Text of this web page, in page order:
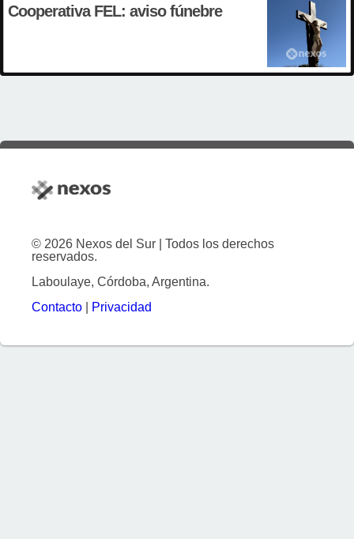
Cooperativa FEL: aviso fúnebre
© 2026 Nexos del Sur | Todos los derechos
reservados.
Laboulaye, Córdoba, Argentina.
Contacto
Privacidad